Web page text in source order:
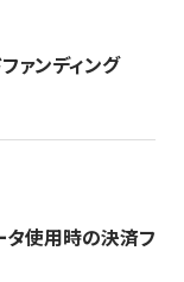
ァンディング
タ使用時の決済フ